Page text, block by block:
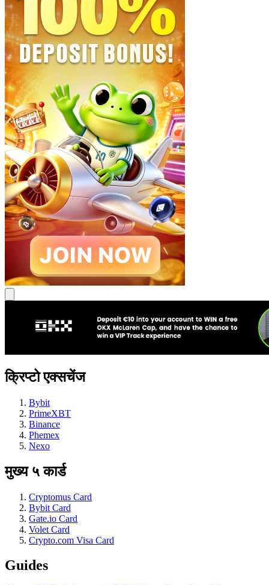
क्रिप्टो एक्सचेंज
Bybit
PrimeXBT
Binance
Phemex
Nexo
मुख्य ५ कार्ड
Cryptomus Card
Bybit Card
Gate.io Card
Volet Card
Crypto.com Visa Card
Guides